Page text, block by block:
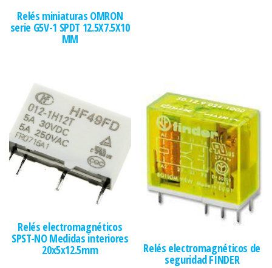
Relés miniaturas OMRON
serie G5V-1 SPDT 12.5X7.5X10
MM
Relés electromagnéticos
SPST-NO Medidas interiores
20x5x12.5mm Relés electromagnéticos de
seguridad FINDER